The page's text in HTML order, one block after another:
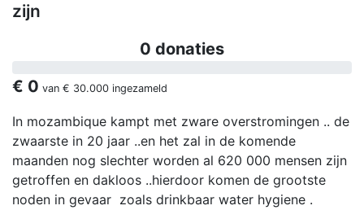
zijn
0 donaties
€ 0 van € 30.000 ingezameld
In mozambique kampt met zware overstromingen .. de
zwaarste in 20 jaar ..en het zal in de komende
maanden nog slechter worden al 620 000 mensen zijn
getroffen en dakloos ..hierdoor komen de grootste
noden in gevaar zoals drinkbaar water hygiene .